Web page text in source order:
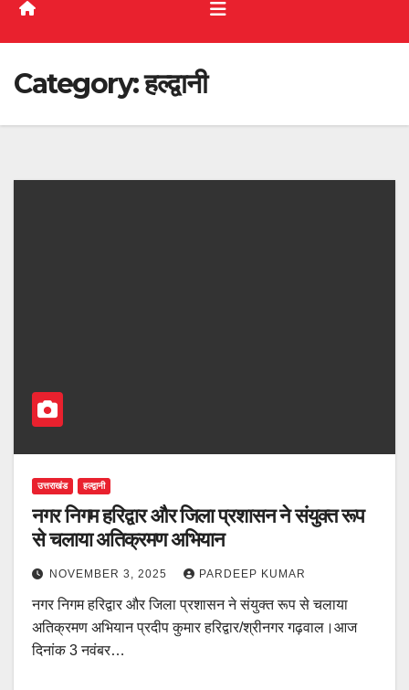
Category:हल्द्वानी
उत्तराखंड हल्द्वानी
नगर निगम हरिद्वार और जिला प्रशासन ने संयुक्त रूप
से चलाया अतिक्रमण अभियान
NOVEMBER 3, 2025 PARDEEP KUMAR
नगर निगम हरिद्वार और जिला प्रशासन ने संयुक्त रूप से चलाया
अतिक्रमण अभियान प्रदीप कुमार हरिद्वार/श्रीनगर गढ़वाल।आज
दिनांक 3 नवंबर…